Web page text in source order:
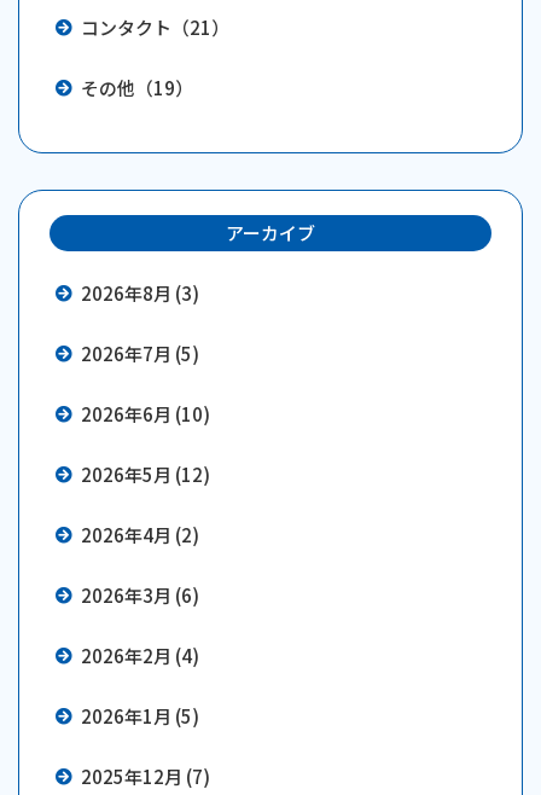
コンタクト（21）
その他（19）
アーカイブ
2026年8月 (3)
2026年7月 (5)
2026年6月 (10)
2026年5月 (12)
2026年4月 (2)
2026年3月 (6)
2026年2月 (4)
2026年1月 (5)
2025年12月 (7)